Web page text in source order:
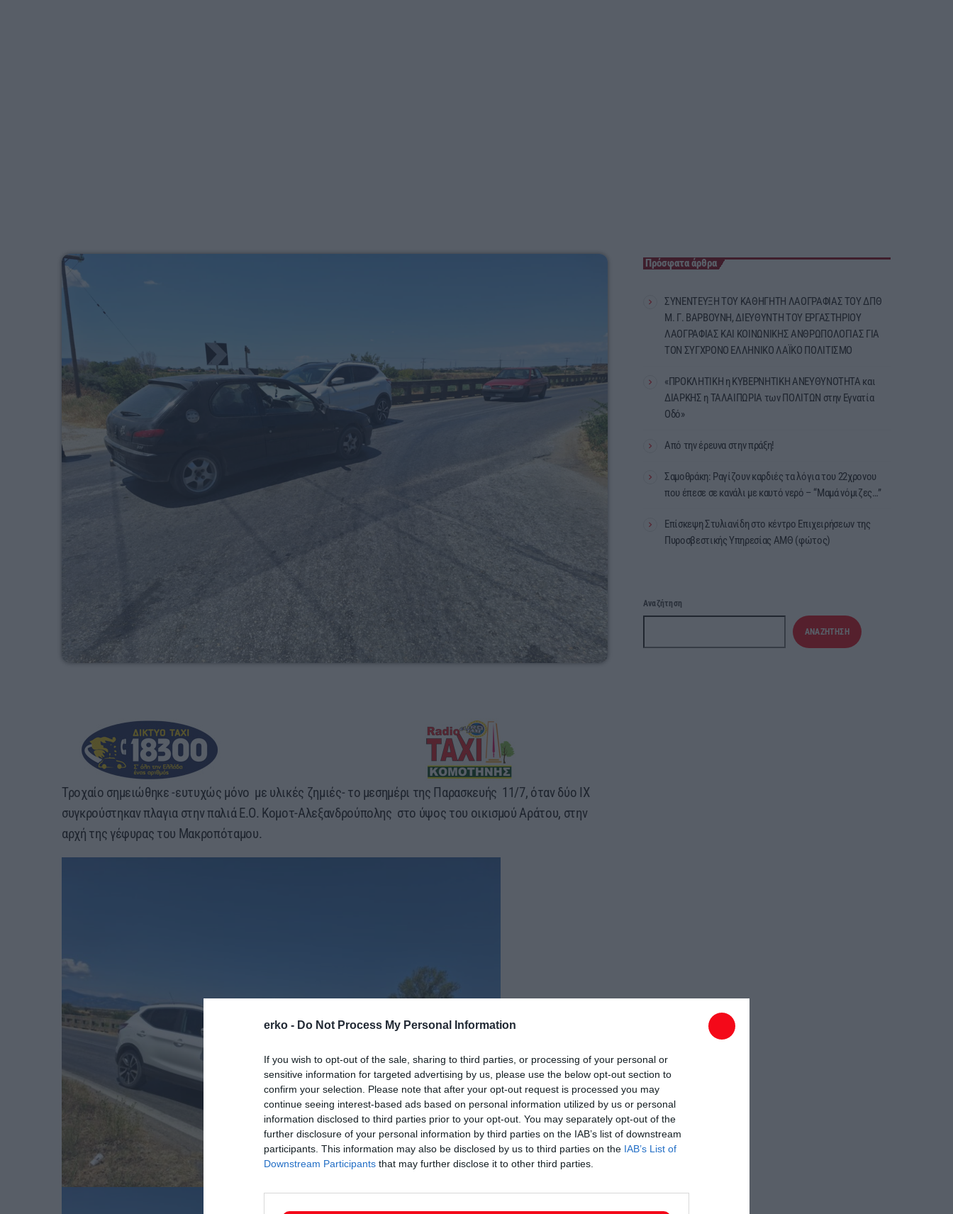
erko - Do Not Process My Personal Information
If you wish to opt-out of the sale, sharing to third parties, or processing of your personal or
sensitive information for targeted advertising by us, please use the below opt-out section to
confirm your selection. Please note that after your opt-out request is processed you may
continue seeing interest-based ads based on personal information utilized by us or personal
information disclosed to third parties prior to your opt-out. You may separately opt-out of the
further disclosure of your personal information by third parties on the IAB’s list of downstream
participants. This information may also be disclosed by us to third parties on the IAB’s List of
Downstream Participants that may further disclose it to other third parties.
Τροχαίο σημειώθηκε -ευτυχώς μόνο με υλικές ζημιές- το μεσημέρι της Παρασκευής 11/7, όταν δύο ΙΧ
συγκρούστηκαν πλαγια στην παλιά Ε.Ο. Κομοτ-Αλεξανδρούπολης στο ύψος του οικισμού Αράτου, στην
αρχή της γέφυρας του Μακροπόταμου.
Πρόσφατα άρθρα
ΣΥΝΕΝΤΕΥΞΗ ΤΟΥ ΚΑΘΗΓΗΤΗ ΛΑΟΓΡΑΦΙΑΣ ΤΟΥ ΔΠΘ
Μ. Γ. ΒΑΡΒΟΥΝΗ, ΔΙΕΥΘΥΝΤΗ ΤΟΥ ΕΡΓΑΣΤΗΡΙΟΥ
ΛΑΟΓΡΑΦΙΑΣ ΚΑΙ ΚΟΙΝΩΝΙΚΗΣ ΑΝΘΡΩΠΟΛΟΓΙΑΣ ΓΙΑ
ΤΟΝ ΣΥΓΧΡΟΝΟ ΕΛΛΗΝΙΚΟ ΛΑΪΚΟ ΠΟΛΙΤΙΣΜΟ
«ΠΡΟΚΛΗΤΙΚΗ η ΚΥΒΕΡΝΗΤΙΚΗ ΑΝΕΥΘΥΝΟΤΗΤΑ και
ΔΙΑΡΚΗΣ η ΤΑΛΑΙΠΩΡΙΑ των ΠΟΛΙΤΩΝ στην Εγνατία
Οδό»
Από την έρευνα στην πράξη!
Σαμοθράκη: Ραγίζουν καρδιές τα λόγια του 22χρονου
που έπεσε σε κανάλι με καυτό νερό – “Μαμά νόμιζες…”
Επίσκεψη Στυλιανίδη στο κέντρο Επιχειρήσεων της
Πυροσβεστικής Υπηρεσίας ΑΜΘ (φώτος)
Αναζήτηση
ΑΝΑΖΉΤΗΣΗ